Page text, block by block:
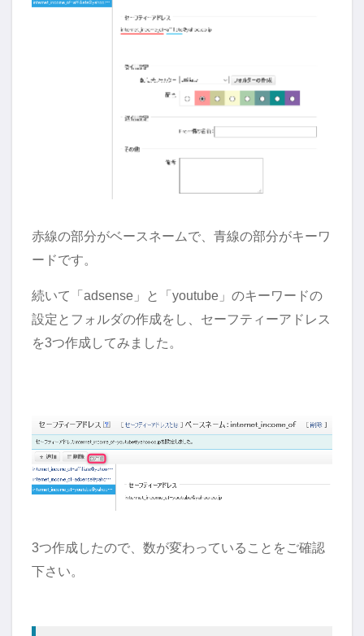
赤線の部分がベースネームで、青線の部分がキーワ
ードです。
続いて「adsense」と「youtube」のキーワードの
設定とフォルダの作成をし、セーフティーアドレス
を3つ作成してみました。
3つ作成したので、数が変わっていることをご確認
下さい。